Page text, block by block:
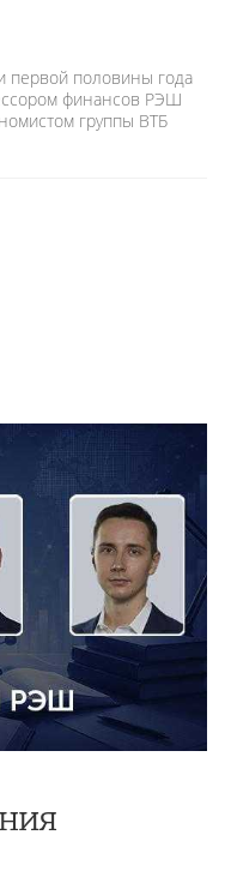
первой половины года
финансов РЭШ
группы ВТБ